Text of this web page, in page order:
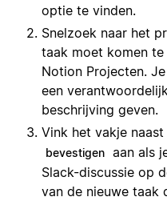
optie te vinden.
Snelzoek naar het
taak moet komen
Notion Projecten.
een
beschrijving geven.
Vink het vakje naast
bevestigen aan als
Slack-discussie op
van de nieuwe taak